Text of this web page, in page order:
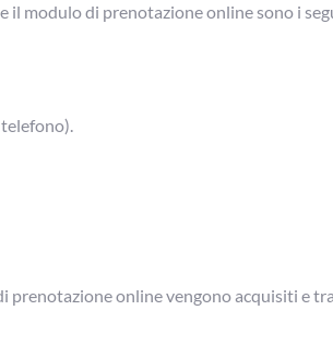
il modulo di prenotazione online sono i
online vengono acquisiti e